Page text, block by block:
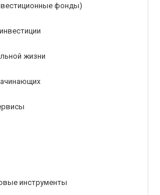
фонды)
жизни
инструменты